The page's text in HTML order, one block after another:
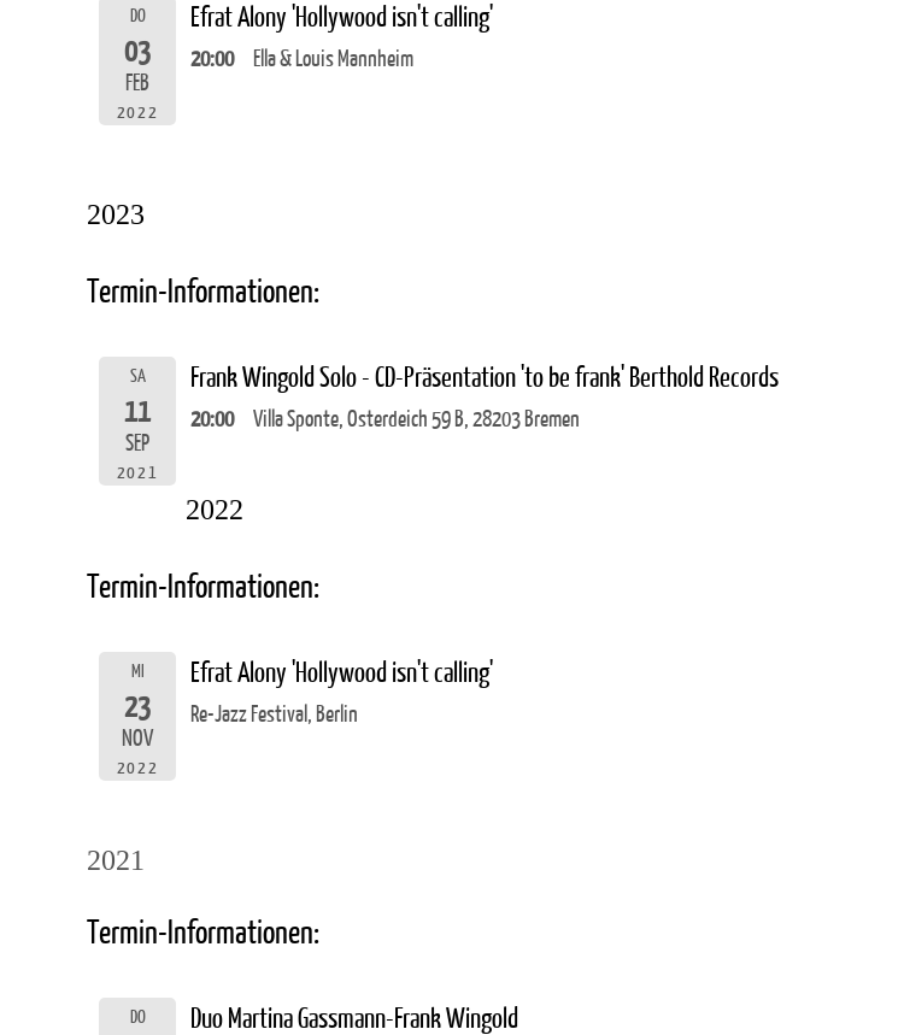
DO
03
FEB
2022
Efrat Alony 'Hollywood isn't calling'
20:00 Ella & Louis Mannheim
2023
Termin-Informationen:
SA
11
SEP
2021
Frank Wingold Solo - CD-Präsentation 'to be frank' Berthold Records
20:00 Villa Sponte, Osterdeich 59 B, 28203 Bremen
2022
Termin-Informationen:
MI
23
NOV
2022
Efrat Alony 'Hollywood isn't calling'
Re-Jazz Festival, Berlin
2021
Termin-Informationen:
DO Duo Martina Gassmann-Frank Wingold